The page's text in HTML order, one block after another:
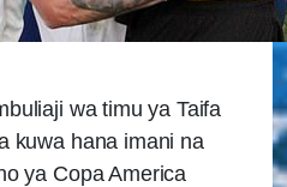
wa timu ya Taifa
kuwa hana imani na
ya Copa America